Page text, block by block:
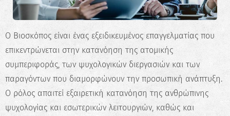
Ο Βιοσκόπος είναι ένας εξειδικευμένος επαγγελματίας που
επικεντρώνεται στην κατανόηση της ατομικής
συμπεριφοράς, των ψυχολογικών διεργασιών και των
παραγόντων που διαμορφώνουν την προσωπική ανάπτυξη.
Ο ρόλος απαιτεί εξαιρετική κατανόηση της ανθρώπινης
ψυχολογίας και εσωτερικών λειτουργιών, καθώς και